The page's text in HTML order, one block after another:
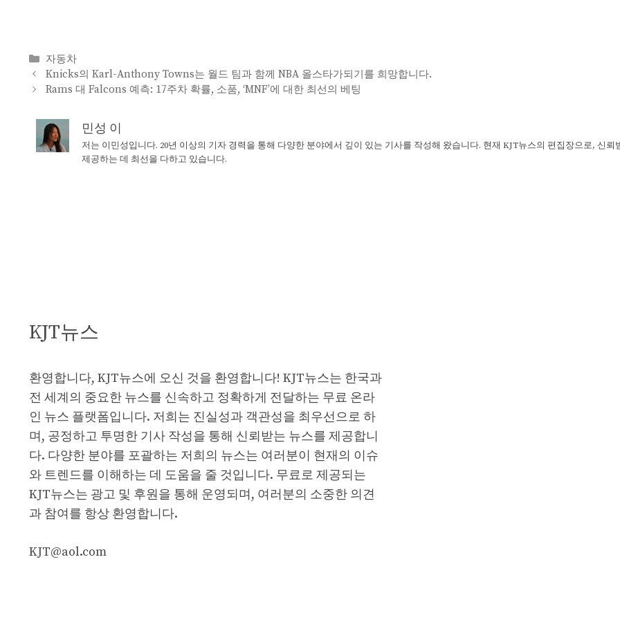
Categories
자동차
Knicks의 Karl-Anthony Towns는 월드 팀과 함께 NBA 올스타가되기를 희망합니다.
Rams 대 Falcons 예측: 17주차 확률, 소품, ‘MNF’에 대한 최선의 베팅
민성 이
저는 이민성입니다. 20년 이상의 기자 경력을 통해 다양한 분야에서 깊이 있는 기사를 작성해 왔습니다. 현재 KJT뉴스의 편집장으로, 신뢰
제공하는 데 최선을 다하고 있습니다.
KJT뉴스
환영합니다, KJT뉴스에 오신 것을 환영합니다! KJT뉴스는 한국과
전 세계의 중요한 뉴스를 신속하고 정확하게 전달하는 무료 온라
인 뉴스 플랫폼입니다. 저희는 진실성과 객관성을 최우선으로 하
며, 공정하고 투명한 기사 작성을 통해 신뢰받는 뉴스를 제공합니
다. 다양한 분야를 포괄하는 저희의 뉴스는 여러분이 현재의 이슈
와 트렌드를 이해하는 데 도움을 줄 것입니다. 무료로 제공되는
KJT뉴스는 광고 및 후원을 통해 운영되며, 여러분의 소중한 의견
과 참여를 항상 환영합니다.
KJT@aol.com